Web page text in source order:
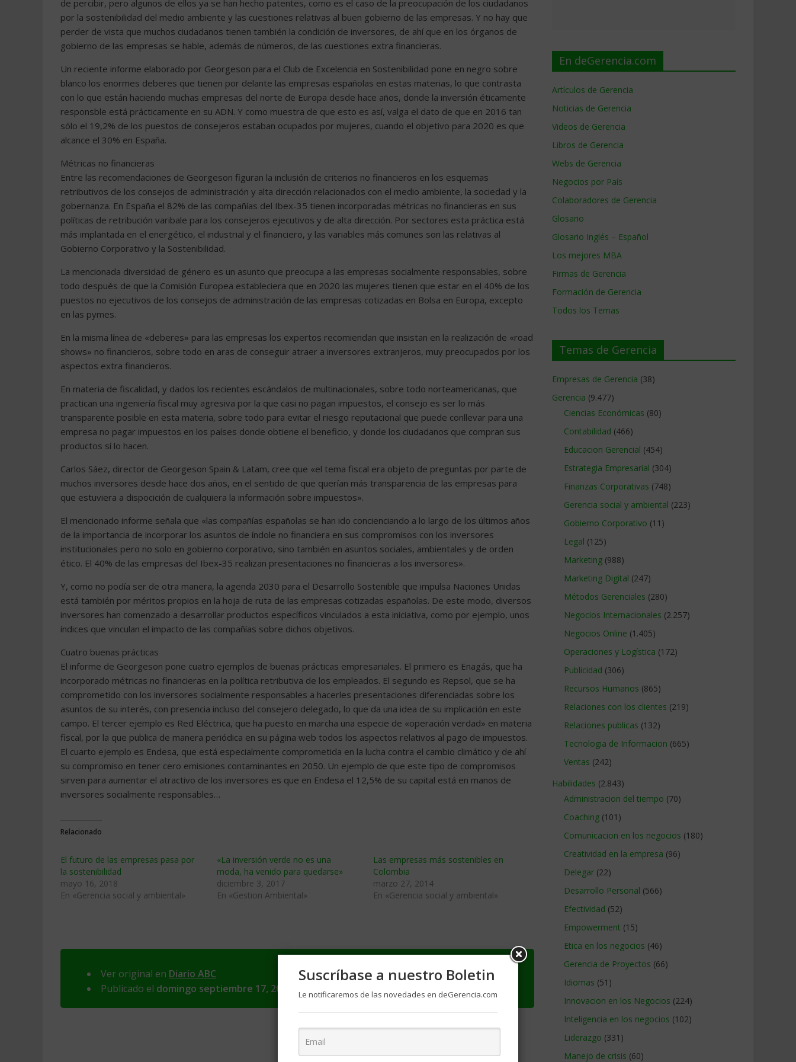
de percibir, pero algunos de ellos ya se han hecho patentes, como es el caso de la preocupación de los ciudadanos
por la sostenibilidad del medio ambiente y las cuestiones relativas al buen gobierno de las empresas. Y no hay que
perder de vista que muchos ciudadanos tienen también la condición de inversores, de ahí que en los órganos de
gobierno de las empresas se hable, además de números, de las cuestiones extra financieras.
Un reciente informe elaborado por Georgeson para el Club de Excelencia en Sostenibilidad pone en negro sobre
blanco los enormes deberes que tienen por delante las empresas españolas en estas materias, lo que contrasta
con lo que están haciendo muchas empresas del norte de Europa desde hace años, donde la inversión éticamente
responsble está prácticamente en su ADN. Y como muestra de que esto es así, valga el dato de que en 2016 tan
sólo el 19,2% de los puestos de consejeros estaban ocupados por mujeres, cuando el objetivo para 2020 es que
alcance el 30% en España.
Métricas no financieras
Entre las recomendaciones de Georgeson figuran la inclusión de criterios no financieros en los esquemas
retributivos de los consejos de administración y alta dirección relacionados con el medio ambiente, la sociedad y la
gobernanza. En España el 82% de las compañías del Ibex-35 tienen incorporadas métricas no financieras en sus
políticas de retribución varibale para los consejeros ejecutivos y de alta dirección. Por sectores esta práctica está
más implantada en el energético, el industrial y el financiero, y las variables más comunes son las relativas al
Gobierno Corporativo y la Sostenibilidad.
La mencionada diversidad de género es un asunto que preocupa a las empresas socialmente responsables, sobre
todo después de que la Comisión Europea estableciera que en 2020 las mujeres tienen que estar en el 40% de los
puestos no ejecutivos de los consejos de administración de las empresas cotizadas en Bolsa en Europa, excepto
en las pymes.
En la misma línea de «deberes» para las empresas los expertos recomiendan que insistan en la realización de «road
shows» no financieros, sobre todo en aras de conseguir atraer a inversores extranjeros, muy preocupados por los
aspectos extra financieros.
En materia de fiscalidad, y dados los recientes escándalos de multinacionales, sobre todo norteamericanas, que
practican una ingeniería fiscal muy agresiva por la que casi no pagan impuestos, el consejo es ser lo más
transparente posible en esta materia, sobre todo para evitar el riesgo reputacional que puede conllevar para una
empresa no pagar impuestos en los países donde obtiene el beneficio, y donde los ciudadanos que compran sus
productos sí lo hacen.
Carlos Sáez, director de Georgeson Spain & Latam, cree que «el tema fiscal era objeto de preguntas por parte de
muchos inversores desde hace dos años, en el sentido de que querían más transparencia de las empresas para
que estuviera a dispocición de cualquiera la información sobre impuestos».
El mencionado informe señala que «las compañías españolas se han ido concienciando a lo largo de los últimos años
de la importancia de incorporar los asuntos de índole no financiera en sus compromisos con los inversores
institucionales pero no solo en gobierno corporativo, sino también en asuntos sociales, ambientales y de orden
ético. El 40% de las empresas del Ibex-35 realizan presentaciones no financieras a los inversores».
Y, como no podía ser de otra manera, la agenda 2030 para el Desarrollo Sostenible que impulsa Naciones Unidas
está también por méritos propios en la hoja de ruta de las empresas cotizadas españolas. De este modo, diversos
inversores han comenzado a desarrollar productos específicos vinculados a esta iniciativa, como por ejemplo, unos
índices que vinculan el impacto de las compañías sobre dichos objetivos.
Cuatro buenas prácticas
El informe de Georgeson pone cuatro ejemplos de buenas prácticas empresariales. El primero es Enagás, que ha
incorporado métricas no financieras en la política retributiva de los empleados. El segundo es Repsol, que se ha
comprometido con los inversores socialmente responsables a hacerles presentaciones diferenciadas sobre los
asuntos de su interés, con presencia incluso del consejero delegado, lo que da una idea de su implicación en este
campo. El tercer ejemplo es Red Eléctrica, que ha puesto en marcha una especie de «operación verdad» en materia
fiscal, por la que publica de manera periódica en su página web todos los aspectos relativos al pago de impuestos.
El cuarto ejemplo es Endesa, que está especialmente comprometida en la lucha contra el cambio climático y de ahí
su compromiso en tener cero emisiones contaminantes en 2050. Un ejemplo de que este tipo de compromisos
sirven para aumentar el atractivo de los inversores es que en Endesa el 12,5% de su capital está en manos de
inversores socialmente responsables…
Relacionado
El futuro de las empresas pasa por
la sostenibilidad
mayo 16, 2018
En «Gerencia social y ambiental»
«La inversión verde no es una
moda, ha venido para quedarse»
diciembre 3, 2017
En «Gestion Ambiental»
Las empresas más sostenibles en
Colombia
marzo 27, 2014
En «Gerencia social y ambiental»
Ver original en Diario ABC
Publicado el domingo septiembre 17, 2017
En deGerencia.com
Artículos de Gerencia
Noticias de Gerencia
Videos de Gerencia
Libros de Gerencia
Webs de Gerencia
Negocios por País
Colaboradores de Gerencia
Glosario
Glosario Inglés – Español
Los mejores MBA
Firmas de Gerencia
Formación de Gerencia
Todos los Temas
Temas de Gerencia
Empresas de Gerencia (38)
Gerencia (9.477)
Ciencias Económicas (80)
Contabilidad (466)
Educacion Gerencial (454)
Estrategia Empresarial (304)
Finanzas Corporativas (748)
Gerencia social y ambiental (223)
Gobierno Corporativo (11)
Legal (125)
Marketing (988)
Marketing Digital (247)
Métodos Gerenciales (280)
Negocios Internacionales (2.257)
Negocios Online (1.405)
Operaciones y Logística (172)
Publicidad (306)
Recursos Humanos (865)
Relaciones con los clientes (219)
Relaciones publicas (132)
Tecnologia de Informacion (665)
Ventas (242)
Habilidades (2.843)
Administracion del tiempo (70)
Coaching (101)
Comunicacion en los negocios (180)
Creatividad en la empresa (96)
Delegar (22)
Desarrollo Personal (566)
Efectividad (52)
Empowerment (15)
Etica en los negocios (46)
Gerencia de Proyectos (66)
Idiomas (51)
Innovacion en los Negocios (224)
Inteligencia en los negocios (102)
Liderazgo (331)
Manejo de crisis (60)
Suscríbase a nuestro Boletin
Le notificaremos de las novedades en deGerencia.com